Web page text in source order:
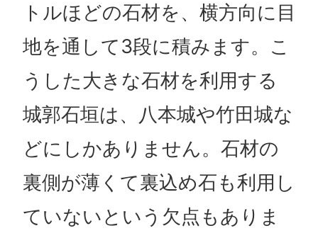
トルほどの石材を、横方向に目
地を通して3段に積みます。こ
うした大きな石材を利用する
城郭石垣は、八本城や竹田城な
どにしかありません。石材の
裏側が薄くて裏込め石も利用し
ていないという欠点もありま